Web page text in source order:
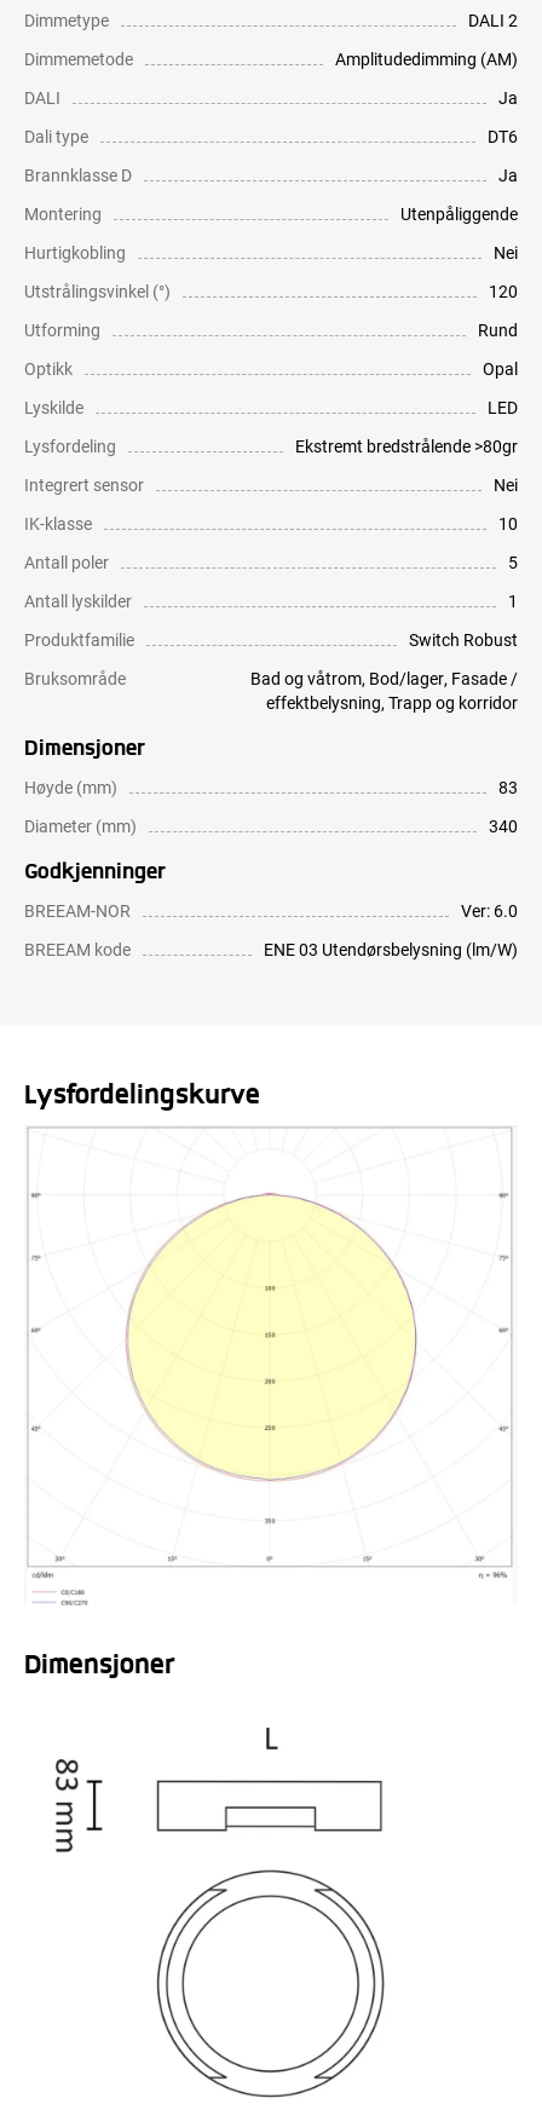
Dimmetype
DALI 2
Dimmemetode
Amplitudedimming (AM)
DALI
Ja
Dali type
DT6
Brannklasse D
Ja
Montering
Utenpåliggende
Hurtigkobling
Nei
Utstrålingsvinkel (°)
120
Utforming
Rund
Optikk
Opal
Lyskilde
LED
Lysfordeling
Ekstremt bredstrålende >80gr
Integrert sensor
Nei
IK-klasse
10
Antall poler
5
Antall lyskilder
1
Produktfamilie
Switch Robust
Bruksområde
Bad og våtrom, Bod/lager, Fasade /
effektbelysning, Trapp og korridor
Dimensjoner
Høyde (mm)
83
Diameter (mm)
340
Godkjenninger
BREEAM-NOR
Ver: 6.0
BREEAM kode
ENE 03 Utendørsbelysning (lm/W)
Lysfordelingskurve
Dimensjoner